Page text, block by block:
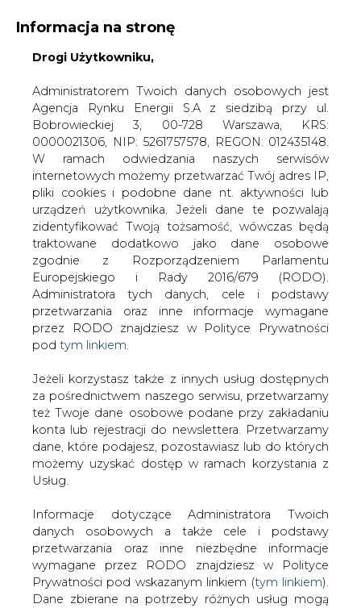
KONTAKT:
WYDAWCA PORTALU:
WYSOKI KONTRAST A A
ZALOGUJ SIĘ
WŁĄCZ CIRE.TV
Informacja na stronę
Drogi Użytkowniku,
Administratorem Twoich danych osobowych jest
Agencja Rynku Energii S.A z siedzibą przy ul.
Bobrowieckiej 3, 00-728 Warszawa, KRS:
0000021306, NIP: 5261757578, REGON: 012435148.
W ramach odwiedzania naszych serwisów
internetowych możemy przetwarzać Twój adres IP,
pliki cookies i podobne dane nt. aktywności lub
urządzeń użytkownika. Jeżeli dane te pozwalają
zidentyfikować Twoją tożsamość, wówczas będą
traktowane dodatkowo jako dane osobowe
zgodnie z Rozporządzeniem Parlamentu
Europejskiego i Rady 2016/679 (RODO).
Administratora tych danych, cele i podstawy
przetwarzania oraz inne informacje wymagane
przez RODO znajdziesz w Polityce Prywatności
pod tym linkiem.
Jeżeli korzystasz także z innych usług dostępnych
za pośrednictwem naszego serwisu, przetwarzamy
też Twoje dane osobowe podane przy zakładaniu
konta lub rejestracji do newslettera. Przetwarzamy
dane, które podajesz, pozostawiasz lub do których
możemy uzyskać dostęp w ramach korzystania z
Usług.
Informacje dotyczące Administratora Twoich
danych osobowych a także cele i podstawy
przetwarzania oraz inne niezbędne informacje
wymagane przez RODO znajdziesz w Polityce
Prywatności pod wskazanym linkiem (tym linkiem).
Dane zbierane na potrzeby różnych usług mogą
Strona główna RYNEK GAZU /
Nowy fundusz
inwestycyjny ma 100 mln euro na innowacyjne
technologie z obszaru czystej energii
drukuj
skomentuj
udostępnij